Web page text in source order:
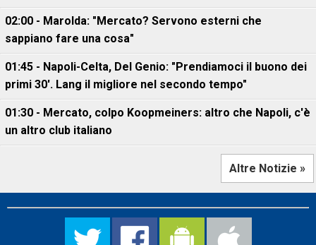
02:00 - Marolda: "Mercato? Servono esterni che
sappiano fare una cosa"
01:45 - Napoli-Celta, Del Genio: "Prendiamoci il buono dei
primi 30'. Lang il migliore nel secondo tempo"
01:30 - Mercato, colpo Koopmeiners: altro che Napoli, c'è
un altro club italiano
Altre Notizie »